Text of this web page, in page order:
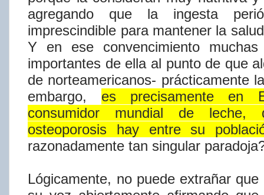
agregando que la ingesta
imprescindible para mantener la
Y en ese convencimiento muchas
importantes de ella al punto de que
de norteamericanos- prácticamente la
embargo,
es precisamente en
consumidor mundial de leche,
osteoporosis hay entre su
razonadamente tan singular
Lógicamente, no puede extrañar